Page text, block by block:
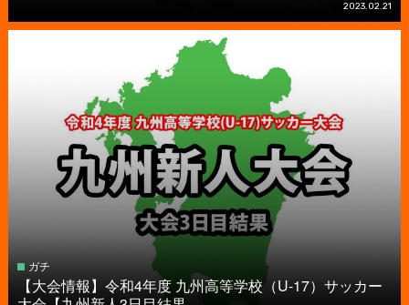
2023.02.21
ガチ
【大会情報】令和4年度 九州高等学校（U-17）サッカー